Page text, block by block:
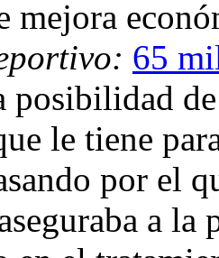
mejora
65
posibilidad
le tiene
por el
a la